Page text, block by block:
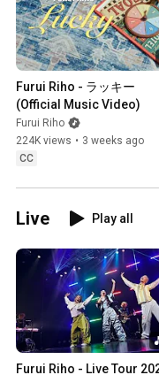
Furui Riho - ラッキー
(Official Music Video)
Furui Riho
224K views • 3 weeks ago
CC
Live Play all
Furui Riho - Live Tour